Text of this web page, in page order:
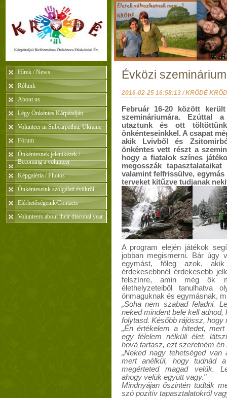
Hírek / News
Rólunk
About us
Légy Önkéntes Kárpátalján
Volunteer in Subcarpathia, Ukraine
Fórum
Önkéntesnek jelentkezek /
Becoming a volunteer
Képgaléria / Photos
Önkénteseink szolgálati évükrõl
Elérhetőségeink/Contacts
Volunteers about their diaconal year
Évközi
2016-02-25 16:58:13 / KRÖDÉ
Február 16-20 között
szemináriumára. Ezúttal
utaztunk és ott
önkénteseinkkel. A csapat
akik Lvivből és
önkéntes vett részt a
hogy a fiatalok színes
megosszák
valamint felfrissülve,
terveket kitűzve tudjanak
A program elején játékok
jobban megismerni. Bár úgy
egymást, főleg azok,
érdekesebbnél érdekesebb
felszínre, amin még ők
élethelyzeteiből tanulhatva
önmaguknak és egymásnak,
„Soha nem szabad feladni.
neked mindent bele kell
folytasd. Később rájössz, hogy
„Én értékelem a hitedet,
egy félelem nélküli élet,
hová tartasz, ezt szeretném én
„Neked nagy tehetséged van
mert anélkül, hogy tudnád
megérteted magad velük.
ahogy velük együtt vagy."
Mindnyájan őszintén tudták
szó pozitív tapasztalatokról